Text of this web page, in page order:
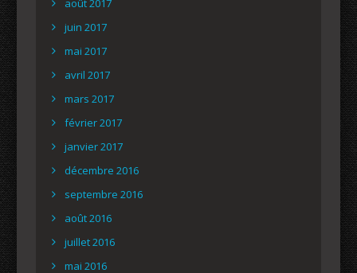
août 2017
juin 2017
mai 2017
avril 2017
mars 2017
février 2017
janvier 2017
décembre 2016
septembre 2016
août 2016
juillet 2016
mai 2016